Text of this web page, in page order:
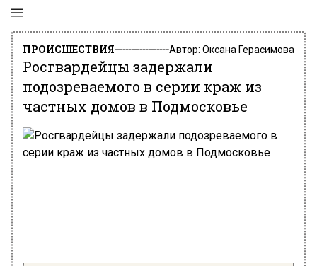
ПРОИСШЕСТВИЯ Автор: Оксана Герасимова
Росгвардейцы задержали
подозреваемого в серии краж из
частных домов в Подмосковье